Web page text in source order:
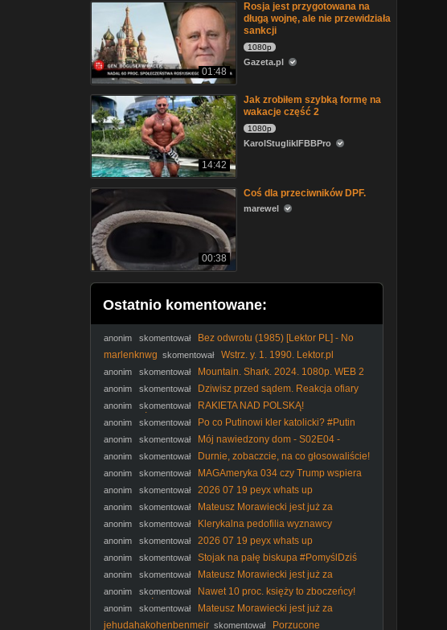
01:48
Rosja jest przygotowana na
długą wojnę, ale nie przewidziała
sankcji
1080p
Gazeta.pl
14:42
Jak zrobiłem szybką formę na
wakacje część 2
1080p
KarolStuglikIFBBPro
00:38
Coś dla przeciwników DPF.
marewel
Ostatnio komentowane:
anonim skomentował
Bez odwrotu (1985) [Lektor PL] - No
Retreat, No Surrender
marlenknwg skomentował Wstrz. y. 1. 1990. Lektor.pl
anonim skomentował Mountain. Shark. 2024. 1080p. WEB 2
anonim skomentował
Dziwisz przed sądem. Reakcja ofiary
księdza I IPP
anonim skomentował
RAKIETA NAD POLSKĄ!
PRZERAŻAJĄCA NIEKOMPETENCJA RZĄDU
anonim skomentował
Po co Putinowi kler katolicki? #Putin
#Rosja #kler #katokomuna #polityka
anonim skomentował
Mój nawiedzony dom - S02E04 -
Akademik, sekretny pokój
anonim skomentował
Durnie, zobaczcie, na co głosowaliście!
#Nawrocki #Batyr #protestanci #wybory2025 #polityka
anonim skomentował
MAGAmeryka 034 czy Trump wspiera
Rosję
anonim skomentował 2026 07 19 peyx whats up
anonim skomentował
Mateusz Morawiecki jest już za
kompromisem aborcyjnym
anonim skomentował
Klerykalna pedofilia wyznawcy
molocha #kler #katolicyzm #Kościółkatolicki #katokomuna
anonim skomentował 2026 07 19 peyx whats up
anonim skomentował
Stojak na pałę biskupa #PomyślDziś
odc. 2644
anonim skomentował
Mateusz Morawiecki jest już za
kompromisem aborcyjnym
anonim skomentował
Nawet 10 proc. księży to zboczeńcy!
#IPPTVNaŻywo #ksiądz #kler
anonim skomentował
Mateusz Morawiecki jest już za
kompromisem aborcyjnym
jehudahakohenbenmeir skomentował Porzucone